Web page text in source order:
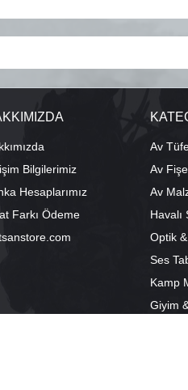
Bilgilerimiz
Hesaplarımız
Farkı Ödeme
Av
Av
Av
Havalı
Optik
Ses
Kamp
Giyim